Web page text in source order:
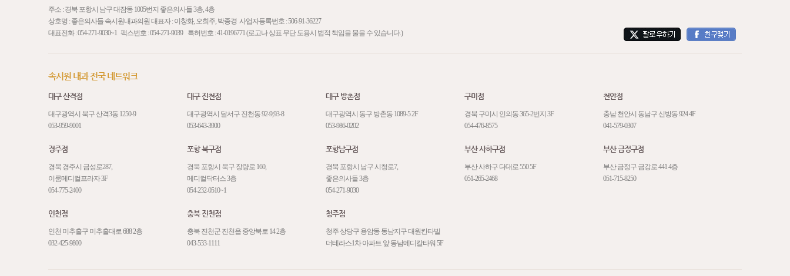
주소 : 경북 포항시 남구 대잠동 1005번지 좋은의사들 3층, 4층
상호명 : 좋은의사들 속시원내과의원 대표자 : 이창화, 오희주, 박종경 사업자등록번호 : 506-91-36227
대표전화 :054-271-9030~1 팩스번호 : 054-271-9039 특허번호 : 41-0196771 (로고나 상표 무단 도용시 법적 책임을 물을 수 있습니다.)
속시원 내과 전국 네트워크
대구 산격점
대구광역시 북구 산격3동 1250-9
053-959-9001
대구 진천점
대구광역시 달서구 진천동 92-9,93-8
053-643-3900
대구 방촌점
대구광역시 동구 방촌동 1089-5 2F
053-986-0202
구미점
경북 구미시 인의동 365-2번지 3F
054-476-8575
천안점
충남 천안시 동남구 신방동 924 4F
041-579-0307
경주점
경북 경주시 금성로287,
이룸메디컬프라자 3F
054-775-2400
포항 북구점
경북 포항시 북구 장량로 160,
메디컬닥터스 3층
054-232-0510~1
포항남구점
경북 포항시 남구 시청로7,
좋은의사들 3층
054-271-9030
부산 사하구점
부산 사하구 다대로 550 5F
051-265-2468
부산 금정구점
부산 금정구 금강로 441 4층
051-715-8250
인천점
인천 미추홀구 미추홀대로 688 2층
032-425-9800
충북 진천점
충북 진천군 진천읍 중앙북로 14 2층
043-533-1111
청주점
청주 상당구 용암동 동남지구 대원칸타빌
더테라스1차 아파트 앞 동남메디칼타워 5F